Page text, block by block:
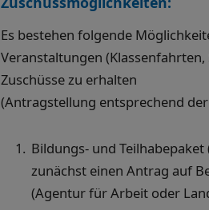
Es bestehen folgende
Veranstaltungen
Zuschüsse zu erhalten
(Antragstellung entsprechend
Bildungs- und
zunächst einen Antrag auf
(Agentur für Arbeit oder